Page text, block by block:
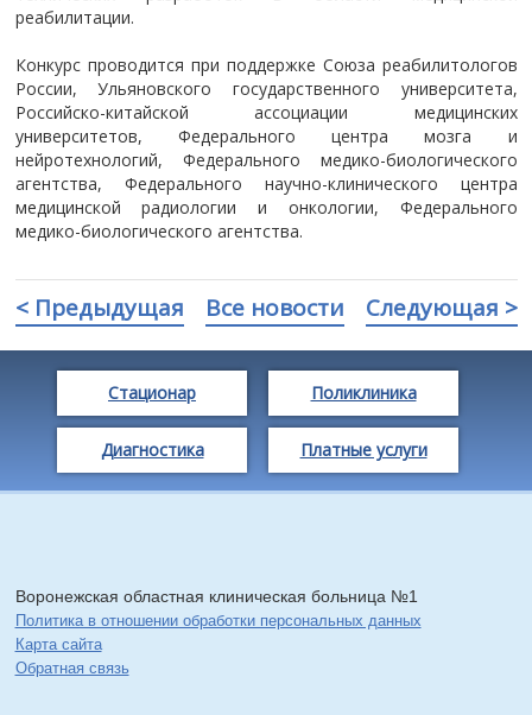
реабилитации.
Конкурс проводится при поддержке Союза реабилитологов
России, Ульяновского государственного университета,
Российско-китайской ассоциации медицинских
университетов, Федерального центра мозга и
нейротехнологий, Федерального медико-биологического
агентства, Федерального научно-клинического центра
медицинской радиологии и онкологии, Федерального
медико-биологического агентства.
< Предыдущая Все новости Следующая >
Стационар Поликлиника
Диагностика Платные услуги
Воронежская областная клиническая больница №1
Политика в отношении обработки персональных данных
Карта сайта
Обратная связь